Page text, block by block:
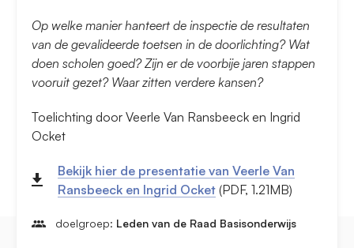
Op welke manier hanteert de inspectie de resultaten
van de gevalideerde toetsen in de doorlichting? Wat
doen scholen goed? Zijn er de voorbije jaren stappen
vooruit gezet? Waar zitten verdere kansen?
Toelichting door Veerle Van Ransbeeck en Ingrid
Ocket
Bekijk hier de presentatie van Veerle Van
Ransbeeck en Ingrid Ocket (PDF, 1.21MB)
doelgroep: Leden van de Raad Basisonderwijs